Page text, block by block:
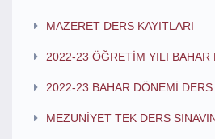
MAZERET DERS KAYITLARI
2022-23 ÖĞRETİM YILI BAHAR
2022-23 BAHAR DÖNEMİ
MEZUNİYET TEK DERS